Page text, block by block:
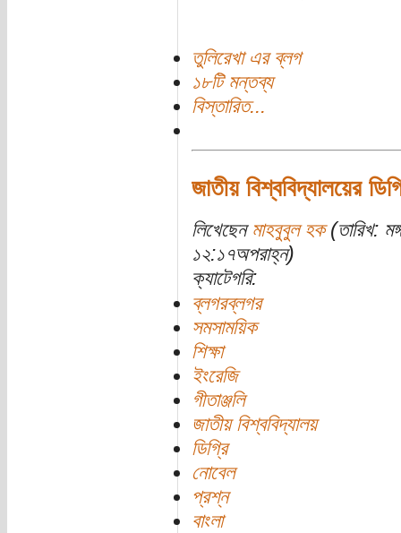
তুলিরেখা এর ব্লগ
১৮টি মন্তব্য
বিস্তারিত...
জাতীয় বিশ্ববিদ্যালয়ের
লিখেছেন মাহবুবুল হক(তারিখ:
১২:১৭অপরাহ্ন)
ক্যাটেগরি:
ব্লগরব্লগর
সমসাময়িক
শিক্ষা
ইংরেজি
গীতাঞ্জলি
জাতীয় বিশ্ববিদ্যালয়
ডিগ্রি
নোবেল
প্রশ্ন
বাংলা